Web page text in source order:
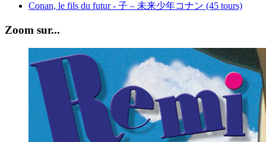
Conan, le fils du futur - 子 – 未来少年コナン (45 tours)
Zoom sur...